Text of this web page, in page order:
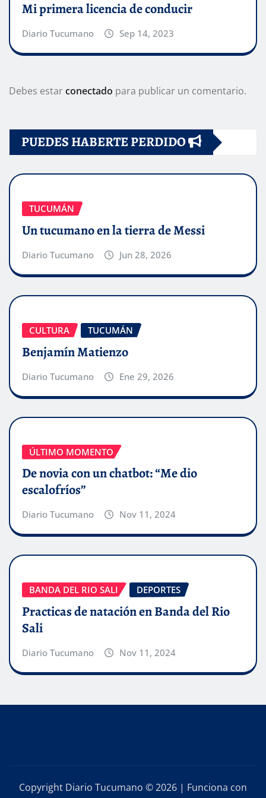
Mi primera licencia de conducir
Diario Tucumano Sep 14, 2023
Debes estarconectado para publicar un comentario.
PUEDES HABERTE PERDIDO
TUCUMÁN
Un tucumano en la tierra de Messi
Diario Tucumano Jun 28, 2026
CULTURA TUCUMÁN
Benjamín Matienzo
Diario Tucumano Ene 29, 2026
ÚLTIMO MOMENTO
De novia con un chatbot: “Me dio
escalofríos”
Diario Tucumano Nov 11, 2024
BANDA DEL RIO SALI DEPORTES
Practicas de natación en Banda del Rio
Sali
Diario Tucumano Nov 11, 2024
Copyright Diario Tucumano © 2026 | Funciona con